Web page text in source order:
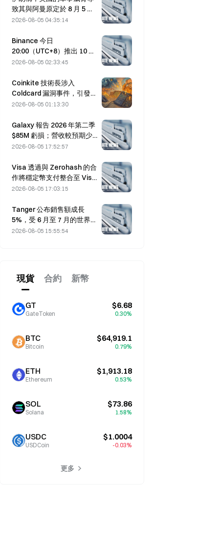
致其與阿曼原定於 8 月 5 日
達成的荷莫茲海峽協議延
2026-08-05 04:35:14
Binance 今日
20:00（UTC+8）推出 10 個
bStocks 交易對，掛單手續
2026-08-05 02:33:45
Coinkite 技術長涉入
Coldcard 漏洞事件，引發四
波攻擊損失 1.14 億美元
2026-08-05 01:13:30
Galaxy 報告 2026 年第二季
$85M 虧損；營收較預期少 3
億美元，股價下跌 7.23%。
2026-08-05 17:52:57
Visa 透過與 Zerohash 的合
作將穩定幣支付整合至 Visa
Direct
2026-08-05 17:03:15
Tanger 公布銷售額成長
5%，受 6 月至 7 月的世界盃
旅遊帶動
2026-08-05 15:55:54
現貨 合約 新幣
GT
GateToken
$6.68
0.30%
BTC
Bitcoin
$64,919.1
0.79%
ETH
Ethereum
$1,913.18
0.53%
SOL
Solana
$73.86
1.58%
USDC
USDCoin
$1.0004
-0.03%
更多